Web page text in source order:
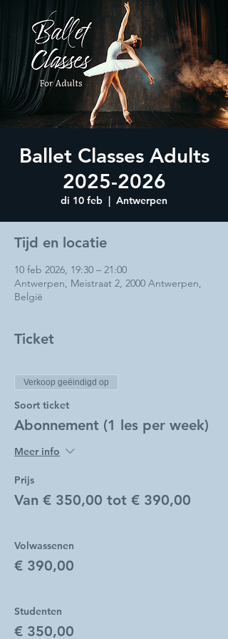
Ballet Classes Adults
2025-2026
di 10 feb
  |
Antwerpen
Tijd en locatie
10 feb 2026, 19:30 – 21:00
Antwerpen, Meistraat 2, 2000 Antwerpen,
België
Ticket
Verkoop geëindigd op
Soort ticket
Abonnement (1 les per week)
Meer info
Prijs
Van € 350,00 tot € 390,00
Volwassenen
€ 390,00
Studenten
€ 350,00